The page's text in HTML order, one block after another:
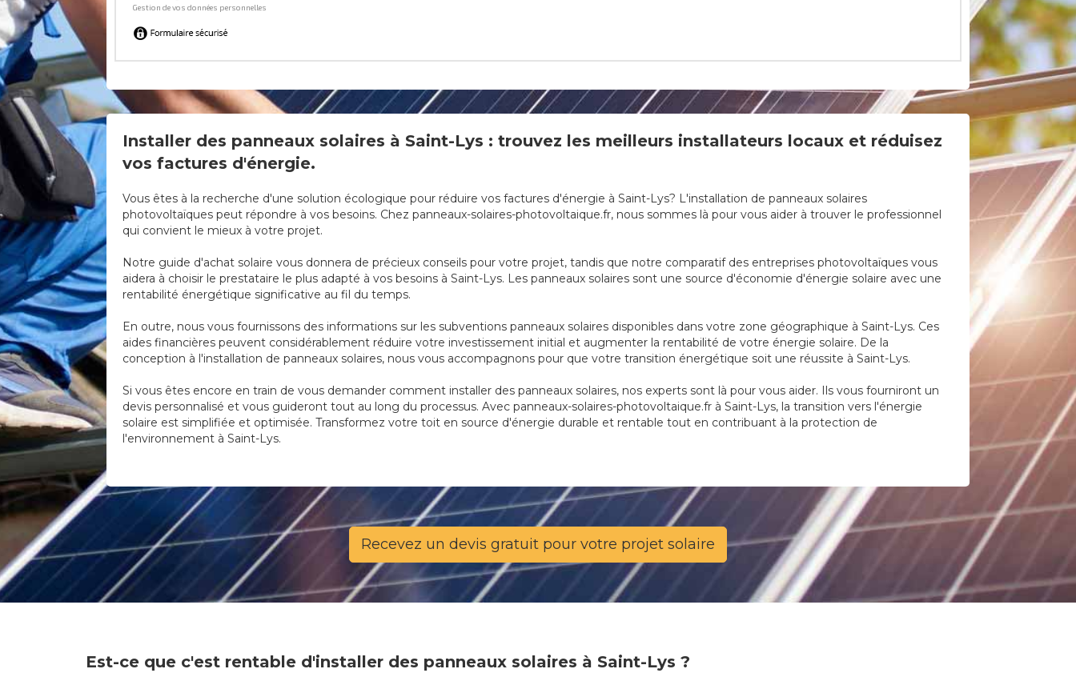
Installer des panneaux solaires à Saint-Lys : trouvez les meilleurs installateurs locaux et réduisez
vos factures d'énergie.
Vous êtes à la recherche d'une solution écologique pour réduire vos factures d'énergie à Saint-Lys? L'installation de panneaux solaires
photovoltaïques peut répondre à vos besoins. Chez panneaux-solaires-photovoltaique.fr, nous sommes là pour vous aider à trouver le professionnel
qui convient le mieux à votre projet.
Notre guide d'achat solaire vous donnera de précieux conseils pour votre projet, tandis que notre comparatif des entreprises photovoltaïques vous
aidera à choisir le prestataire le plus adapté à vos besoins à Saint-Lys. Les panneaux solaires sont une source d'économie d'énergie solaire avec une
rentabilité énergétique significative au fil du temps.
En outre, nous vous fournissons des informations sur les subventions panneaux solaires disponibles dans votre zone géographique à Saint-Lys. Ces
aides financières peuvent considérablement réduire votre investissement initial et augmenter la rentabilité de votre énergie solaire. De la
conception à l'installation de panneaux solaires, nous vous accompagnons pour que votre transition énergétique soit une réussite à Saint-Lys.
Si vous êtes encore en train de vous demander comment installer des panneaux solaires, nos experts sont là pour vous aider. Ils vous fourniront un
devis personnalisé et vous guideront tout au long du processus. Avec panneaux-solaires-photovoltaique.fr à Saint-Lys, la transition vers l'énergie
solaire est simplifiée et optimisée. Transformez votre toit en source d'énergie durable et rentable tout en contribuant à la protection de
l'environnement à Saint-Lys.
Recevez un devis gratuit pour votre projet solaire
Est-ce que c'est rentable d'installer des panneaux solaires à Saint-Lys ?